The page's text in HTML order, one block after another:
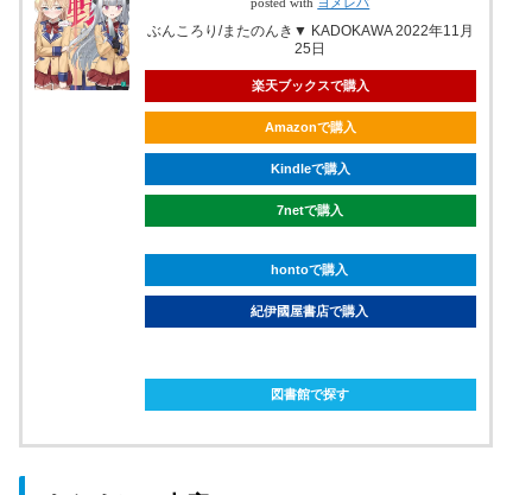
posted with ヨメレバ
ぶんころり/またのんき▼ KADOKAWA 2022年11月
25日
楽天ブックスで購入
Amazonで購入
Kindleで購入
7netで購入
hontoで購入
紀伊國屋書店で購入
図書館で探す